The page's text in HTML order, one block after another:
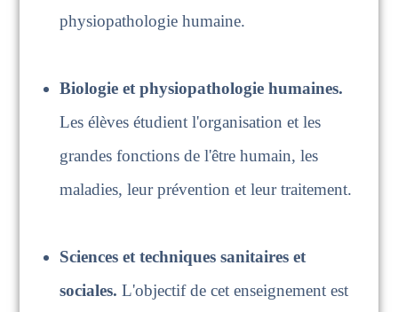
physiopathologie humaine.
Biologie et physiopathologie humaines.
Les élèves étudient l'organisation et les
grandes fonctions de l'être humain, les
maladies, leur prévention et leur traitement.
Sciences et techniques sanitaires et
sociales. L'objectif de cet enseignement est